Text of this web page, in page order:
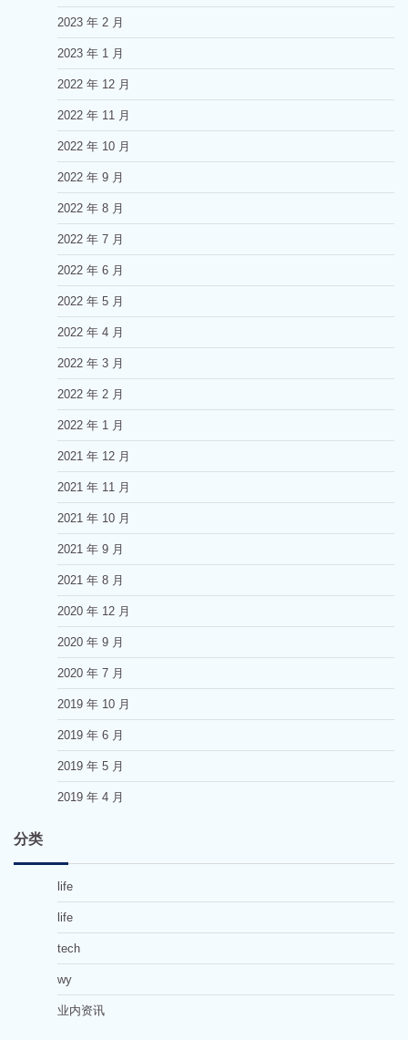
2023 年 2 月
2023 年 1 月
2022 年 12 月
2022 年 11 月
2022 年 10 月
2022 年 9 月
2022 年 8 月
2022 年 7 月
2022 年 6 月
2022 年 5 月
2022 年 4 月
2022 年 3 月
2022 年 2 月
2022 年 1 月
2021 年 12 月
2021 年 11 月
2021 年 10 月
2021 年 9 月
2021 年 8 月
2020 年 12 月
2020 年 9 月
2020 年 7 月
2019 年 10 月
2019 年 6 月
2019 年 5 月
2019 年 4 月
分类
life
life
tech
wy
业内资讯